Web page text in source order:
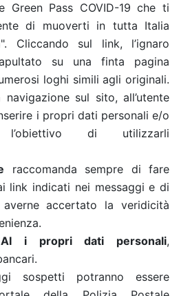
Green Pass COVID-19 che ti
di muoverti in tutta Italia
Cliccando sul link, l’ignaro
su una finta pagina
loghi simili agli originali.
navigazione sul sito, all’utente
i propri dati personali e/o
di utilizzarli
raccomanda sempre di fare
link indicati nei messaggi e di
accertato la veridicità
i propri dati personali,
sospetti potranno essere